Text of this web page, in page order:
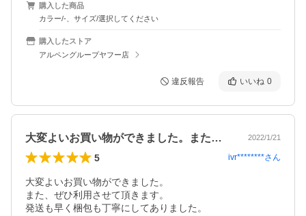
購入した商品
カラー/-、サイズ/選択してください
購入したストア
アルペングループヤフー店
違反報告 いいね 0
大変よいお買い物ができました。また、ぜ… 2022/1/21
5 ivr********さん
大変よいお買い物ができました。
また、ぜひ利用させて頂きます。
発送も早く梱包も丁寧にしてありました。